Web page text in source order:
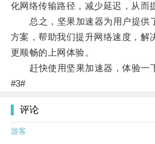
化网络传输路径，减少延迟，从而
总之，坚果加速器为用户提供
方案，帮助我们提升网络速度，解
更顺畅的上网体验。
赶快使用坚果加速器，体验一下
#3#
评论
游客